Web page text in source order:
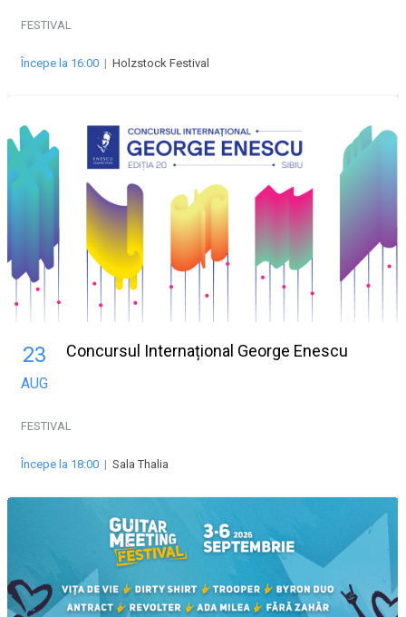
FESTIVAL
Începe la 16:00 | Holzstock Festival
23
AUG
Concursul Internațional George Enescu
FESTIVAL
Începe la 18:00 | Sala Thalia